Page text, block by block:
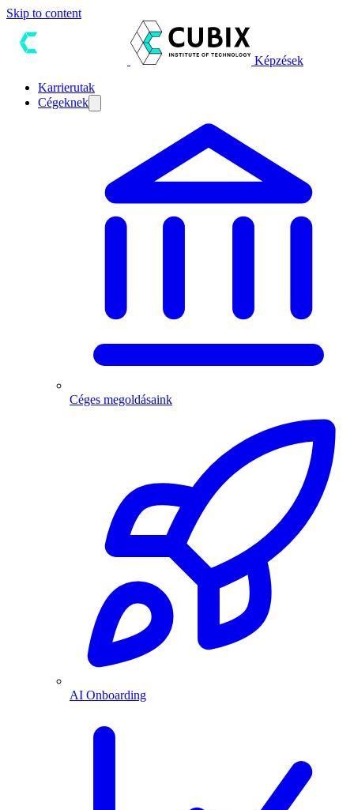
Skip to content
Képzések
Karrierutak
Cégeknek
Céges megoldásaink
AI Onboarding